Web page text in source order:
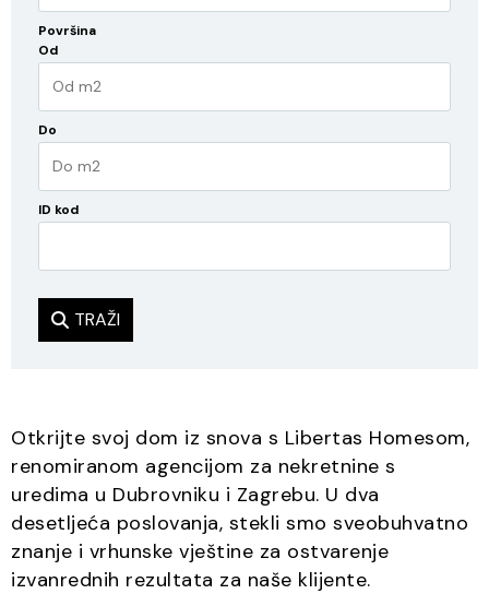
Površina
Od
Do
ID kod
TRAŽI
Otkrijte svoj dom iz snova s Libertas Homesom,
renomiranom agencijom za nekretnine s
uredima u Dubrovniku i Zagrebu. U dva
desetljeća poslovanja, stekli smo sveobuhvatno
znanje i vrhunske vještine za ostvarenje
izvanrednih rezultata za naše klijente.